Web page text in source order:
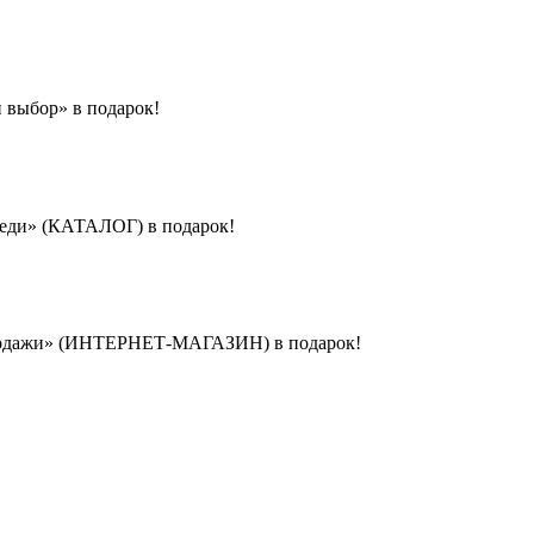
в подарок!
(КАТАЛОГ) в подарок!
(ИНТЕРНЕТ-МАГАЗИН) в подарок!